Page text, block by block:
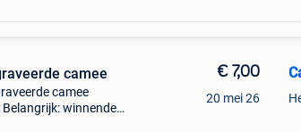
camee
camee
winnende
€ 7,00
20 mei 26